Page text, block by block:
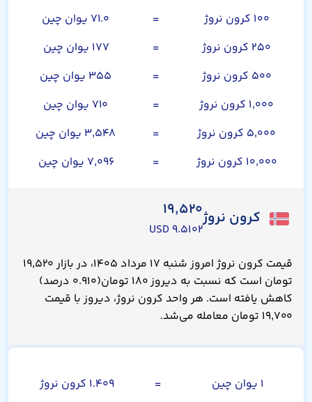
۱۰۰ کرون نروژ
=
۷۱.۰ یوان چین
۲۵۰ کرون نروژ
=
۱۷۷ یوان چین
۵۰۰ کرون نروژ
=
۳۵۵ یوان چین
۱,۰۰۰ کرون نروژ
=
۷۱۰ یوان چین
۵,۰۰۰ کرون نروژ
=
۳,۵۴۸ یوان چین
۱۰,۰۰۰ کرون نروژ
= ۷,۰۹۶ یوان چین
کرون نروژ۱۹,۵۲۰
۹.۵۱۰۲ USD
قیمت کرون نروژ امروز شنبه ۱۷ مرداد ۱۴۰۵، در بازار ۱۹,۵۲۰
تومان است که نسبت به دیروز ۱۸۰ تومان(۰.۹۱۰ درصد)
کاهش یافته است. هر واحد کرون نروژ، دیروز با قیمت
۱۹,۷۰۰ تومان معامله می‌شد.
۱ یوان چین =
۱.۴۰۹ کرون نروژ